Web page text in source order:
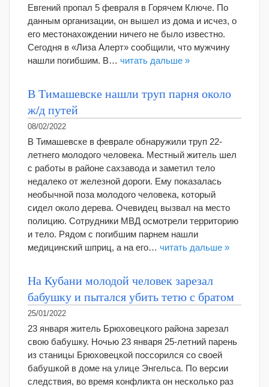
Евгений пропал 5 февраля в Горячем Ключе. По
данным организации, он вышел из дома и исчез, о
его местонахождении ничего не было известно.
Сегодня в «Лиза Алерт» сообщили, что мужчину
нашли погибшим. В… читать дальше »
В Тимашевске нашли труп парня около
ж/д путей
08/02/2022
В Тимашевске в феврале обнаружили труп 22-
летнего молодого человека. Местный житель шел
с работы в районе сахзавода и заметил тело
недалеко от железной дороги. Ему показалась
необычной поза молодого человека, который
сидел около дерева. Очевидец вызвал на место
полицию. Сотрудники МВД осмотрели территорию
и тело. Рядом с погибшим парнем нашли
медицинский шприц, а на его… читать дальше »
На Кубани молодой человек зарезал
бабушку и пытался убить тетю с братом
25/01/2022
23 января житель Брюховецкого района зарезал
свою бабушку. Ночью 23 января 25-летний парень
из станицы Брюховецкой поссорился со своей
бабушкой в доме на улице Энгельса. По версии
следствия, во время конфликта он несколько раз